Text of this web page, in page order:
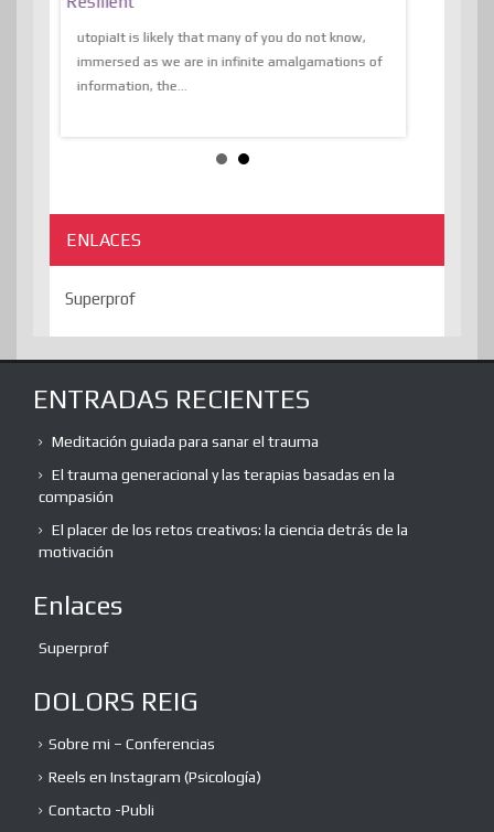
utopiaIt is likely that many of you do not know,
immersed as we are in infinite amalgamations of
information, the...
ENLACES
Superprof
ENTRADAS RECIENTES
Meditación guiada para sanar el trauma
El trauma generacional y las terapias basadas en la
compasión
El placer de los retos creativos: la ciencia detrás de la
motivación
Enlaces
Superprof
DOLORS REIG
Sobre mi – Conferencias
Reels en Instagram (Psicología)
Contacto -Publi